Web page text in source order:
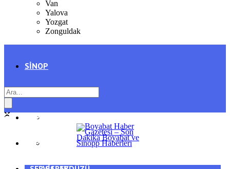
Van
Yalova
Yozgat
Zonguldak
SINOP
AYANCIK
GENEL
SPOR